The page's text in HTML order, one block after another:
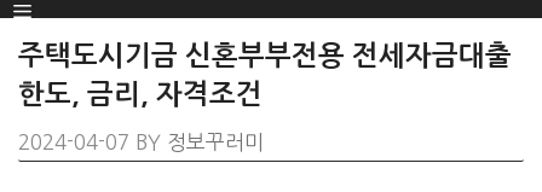
SKIP
TO
CONTENT
Menu
주택도시기금 신혼부부전용 전세자금대출
한도, 금리, 자격조건
2024-04-07 BY 정보꾸러미